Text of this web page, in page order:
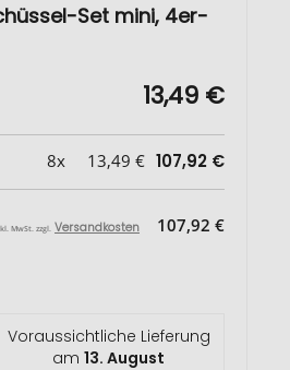
Set mini, 4er-
13,49 €
8x 13,49 € 107,92 €
MwSt. zzgl. Versandkosten 107,92 €
Voraussichtliche Lieferung
am13. August